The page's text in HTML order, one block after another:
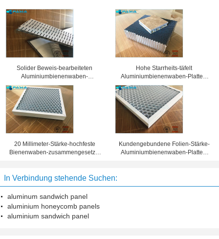
Solider Beweis-bearbeiteten
Aluminiumbienenwaben-
Sandwich-Platten
Oberflächenbehandlung
Hohe Starrheits-täfelt
Aluminiumbienenwaben-Platten,
Wabenkern 25 Millimeter Stärke-
20 Millimeter-Stärke-hochfeste
Bienenwaben-zusammengesetzte
Kundengebundene Folien-Stärke-
Aluminiumbienenwaben-Platten,
In Verbindung stehende Suchen:
aluminum sandwich panel
aluminium honeycomb panels
aluminium sandwich panel